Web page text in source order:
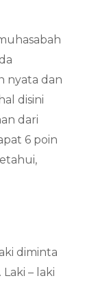
nyata dan
disini
dari
6 poin
diminta
– laki